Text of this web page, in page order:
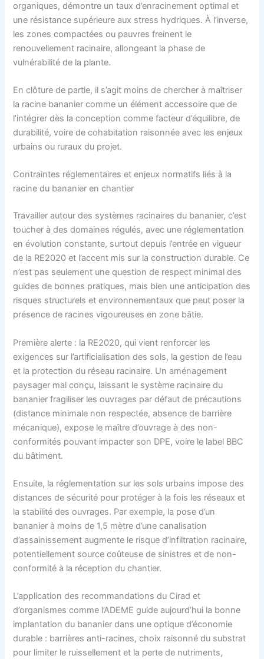
organiques, démontre un taux d’enracinement optimal et
une résistance supérieure aux stress hydriques. À l’inverse,
les zones compactées ou pauvres freinent le
renouvellement racinaire, allongeant la phase de
vulnérabilité de la plante.
En clôture de partie, il s’agit moins de chercher à maîtriser
la racine bananier comme un élément accessoire que de
l’intégrer dès la conception comme facteur d’équilibre, de
durabilité, voire de cohabitation raisonnée avec les enjeux
urbains ou ruraux du projet.
Contraintes réglementaires et enjeux normatifs liés à la
racine du bananier en chantier
Travailler autour des systèmes racinaires du bananier, c’est
toucher à des domaines régulés, avec une réglementation
en évolution constante, surtout depuis l’entrée en vigueur
de la RE2020 et l’accent mis sur la construction durable. Ce
n’est pas seulement une question de respect minimal des
guides de bonnes pratiques, mais bien une anticipation des
risques structurels et environnementaux que peut poser la
présence de racines vigoureuses en zone bâtie.
Première alerte : la RE2020, qui vient renforcer les
exigences sur l’artificialisation des sols, la gestion de l’eau
et la protection du réseau racinaire. Un aménagement
paysager mal conçu, laissant le système racinaire du
bananier fragiliser les ouvrages par défaut de précautions
(distance minimale non respectée, absence de barrière
mécanique), expose le maître d’ouvrage à des non-
conformités pouvant impacter son DPE, voire le label BBC
du bâtiment.
Ensuite, la réglementation sur les sols urbains impose des
distances de sécurité pour protéger à la fois les réseaux et
la stabilité des ouvrages. Par exemple, la pose d’un
bananier à moins de 1,5 mètre d’une canalisation
d’assainissement augmente le risque d’infiltration racinaire,
potentiellement source coûteuse de sinistres et de non-
conformité à la réception du chantier.
L’application des recommandations du Cirad et
d’organismes comme l’ADEME guide aujourd’hui la bonne
implantation du bananier dans une optique d’économie
durable : barrières anti-racines, choix raisonné du substrat
pour limiter le ruissellement et la perte de nutriments,